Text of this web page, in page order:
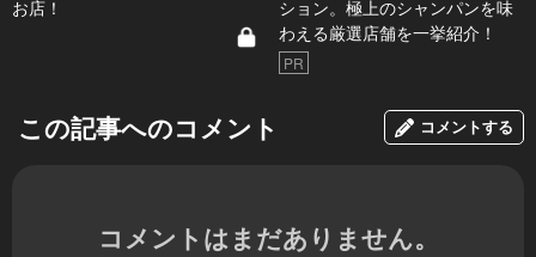
お店！
ション。極上のシャンパンを味
わえる厳選店舗を一挙紹介！
PR
この記事へのコメント コメントする
コメントはまだありません。